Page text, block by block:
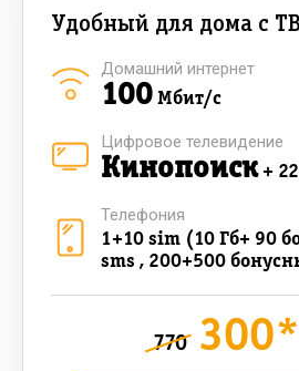
Удобный для дома с
100Мбит/с
Домашний интернет
Кинопоиск+
Цифровое телевидение
1+10 sim (10 Гб+ 90
sms , 200+500
Телефония
770 300*